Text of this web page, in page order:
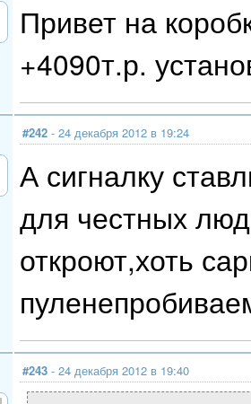
Привет на
+4090т.р.
#242 - 24 декабря 2012 в 19:24
А сигналку
для честных
откроют,хоть
#243 - 24 декабря 2012 в 19:40